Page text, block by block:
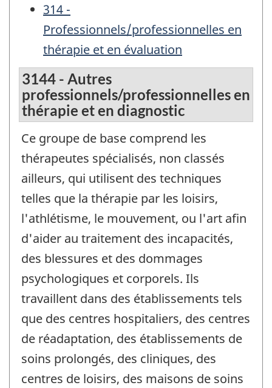
314 -
Professionnels/professionnelles en
thérapie et en évaluation
3144 - Autres
professionnels/professionnelles en
thérapie et en diagnostic
Ce groupe de base comprend les
thérapeutes spécialisés, non classés
ailleurs, qui utilisent des techniques
telles que la thérapie par les loisirs,
l'athlétisme, le mouvement, ou l'art afin
d'aider au traitement des incapacités,
des blessures et des dommages
psychologiques et corporels. Ils
travaillent dans des établissements tels
que des centres hospitaliers, des centres
de réadaptation, des établissements de
soins prolongés, des cliniques, des
centres de loisirs, des maisons de soins